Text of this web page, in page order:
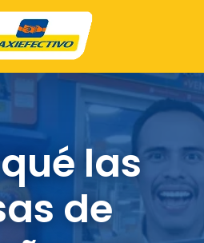
las
de